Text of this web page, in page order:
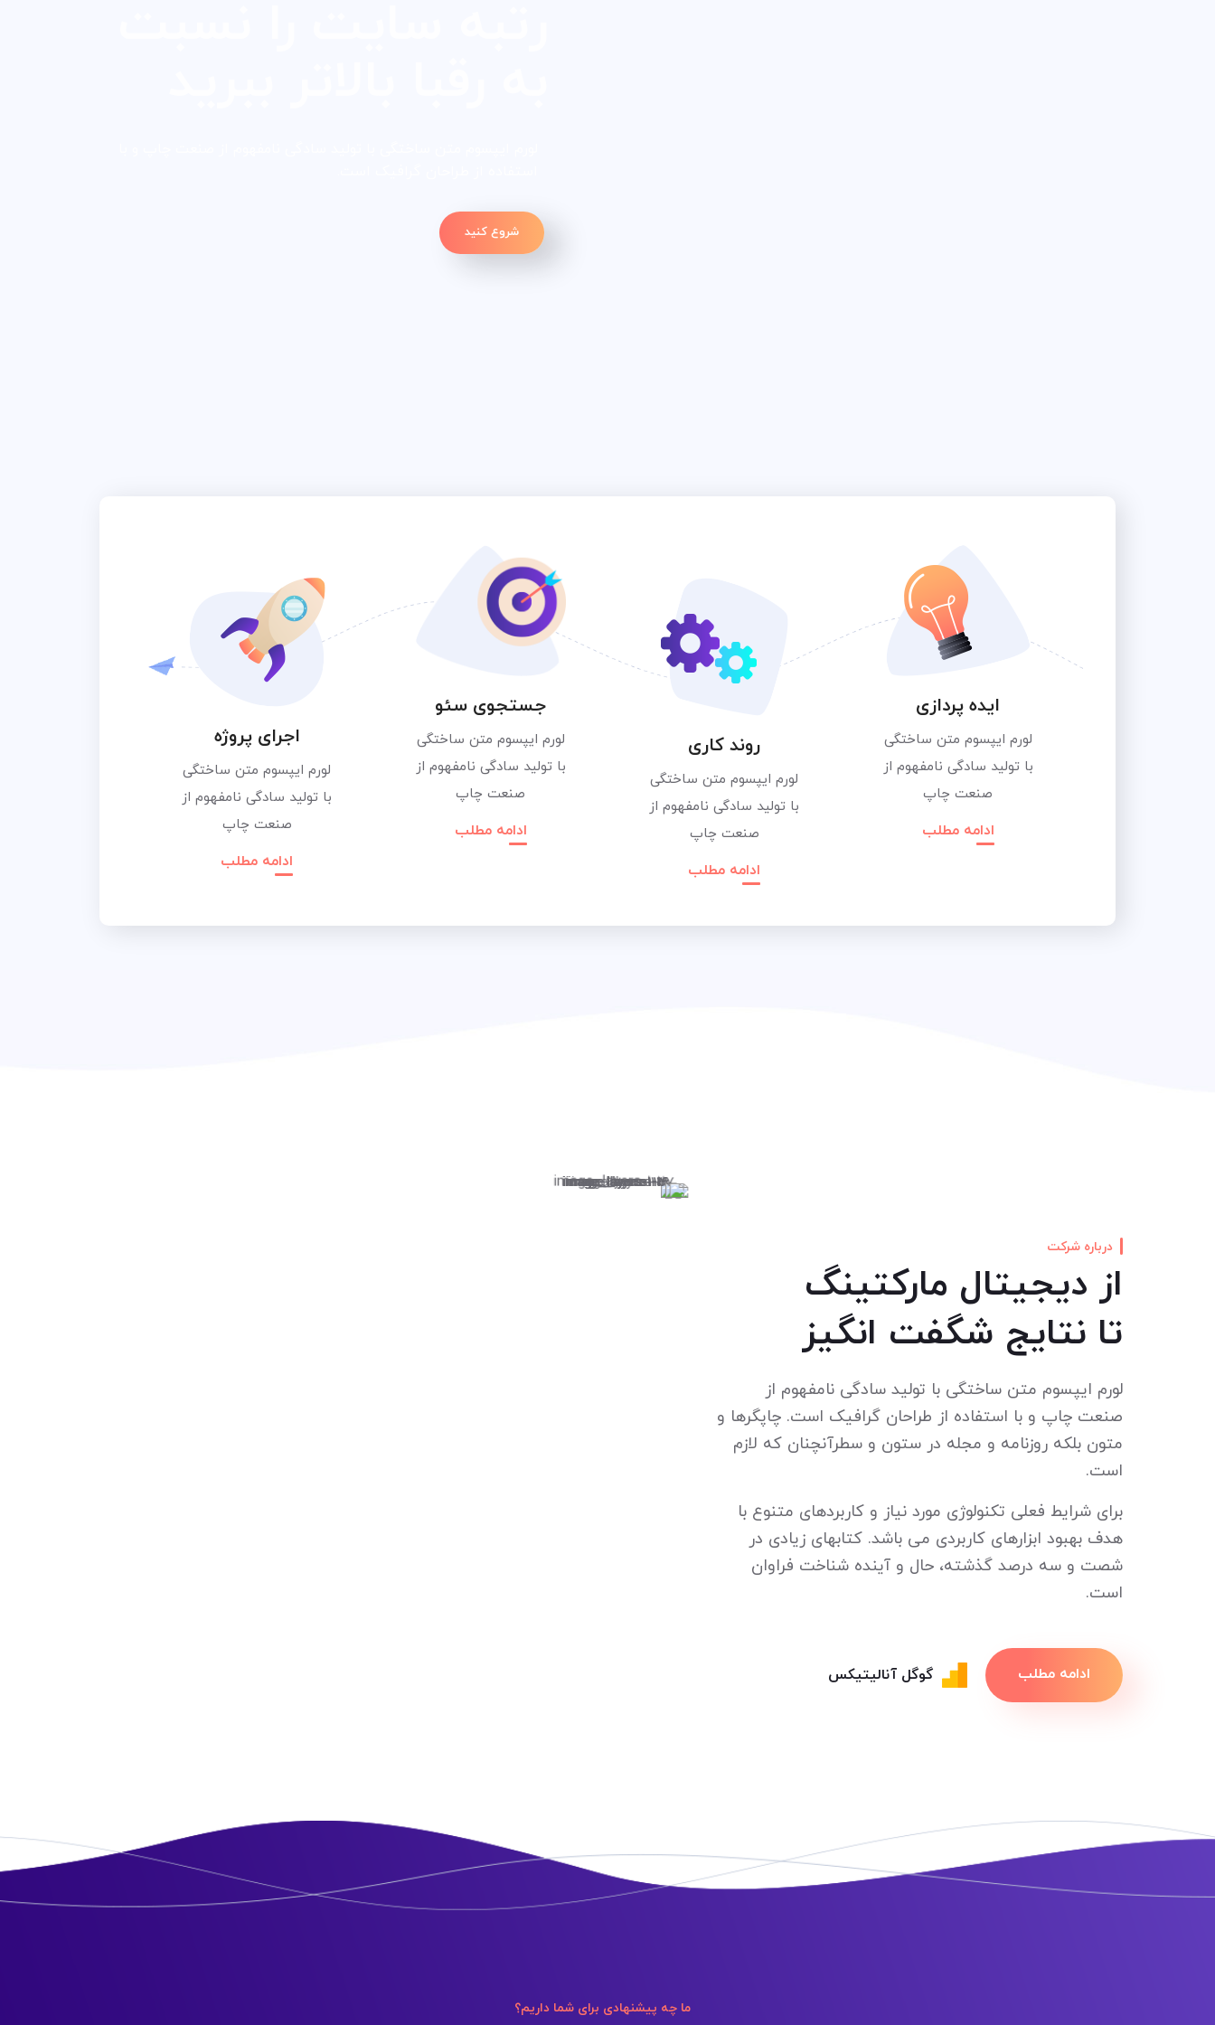
شروع کنید
ایده پردازی
لورم ایپسوم متن ساختگی
با تولید سادگی نامفهوم از
صنعت چاپ
ادامه مطلب
روند کاری
لورم ایپسوم متن ساختگی
با تولید سادگی نامفهوم از
صنعت چاپ
ادامه مطلب
جستجوی سئو
لورم ایپسوم متن ساختگی
با تولید سادگی نامفهوم از
صنعت چاپ
ادامه مطلب
اجرای پروژه
لورم ایپسوم متن ساختگی
با تولید سادگی نامفهوم از
صنعت چاپ
ادامه مطلب
درباره شرکت
از دیجیتال مارکتینگ
تا نتایج شگفت انگیز
لورم ایپسوم متن ساختگی با تولید سادگی نامفهوم از
صنعت چاپ و با استفاده از طراحان گرافیک است. چاپگرها و
متون بلکه روزنامه و مجله در ستون و سطرآنچنان که لازم
است.
برای شرایط فعلی تکنولوژی مورد نیاز و کاربردهای متنوع با
هدف بهبود ابزارهای کاربردی می باشد. کتابهای زیادی در
شصت و سه درصد گذشته، حال و آینده شناخت فراوان
است.
ادامه مطلب گوگل آنالیتیکس
ما چه پیشنهادی برای شما داریم؟